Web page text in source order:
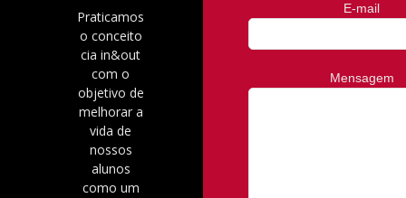
E-mail
Mensagem
Praticamos
o conceito
cia in&out
com o
objetivo de
melhorar a
vida de
nossos
alunos
como um